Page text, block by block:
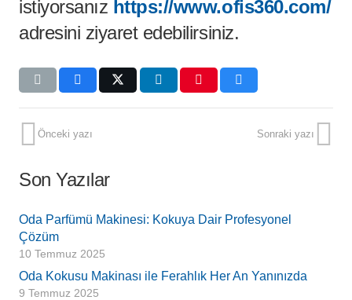
istiyorsanız https://www.ofis360.com/
adresini ziyaret edebilirsiniz.
Önceki yazı Sonraki yazı
Son Yazılar
Oda Parfümü Makinesi: Kokuya Dair Profesyonel
Çözüm
10 Temmuz 2025
Oda Kokusu Makinası ile Ferahlık Her An Yanınızda
9 Temmuz 2025